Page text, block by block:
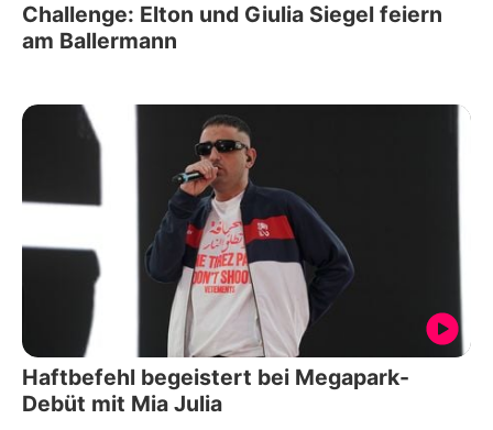
Challenge: Elton und Giulia Siegel feiern
am Ballermann
Haftbefehl begeistert bei Megapark-
Debüt mit Mia Julia